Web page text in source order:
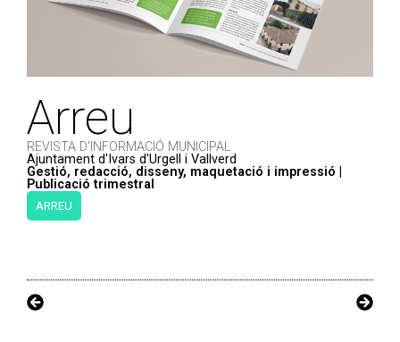
Arreu
REVISTA D'INFORMACIÓ MUNICIPAL
Ajuntament d'Ivars d'Urgell i Vallverd
Gestió, redacció, disseny, maquetació i impressió |
Publicació trimestral
ARREU